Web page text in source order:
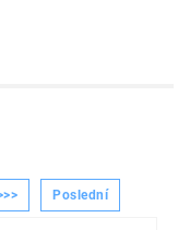
Poslední